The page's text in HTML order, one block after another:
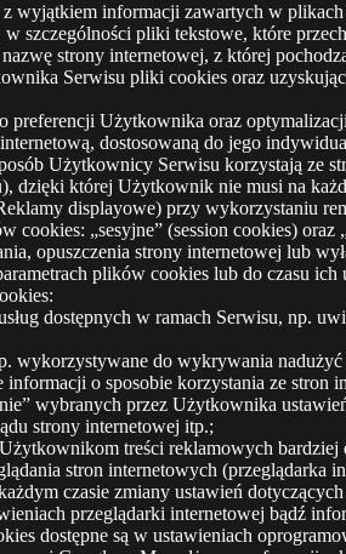
wyjątkiem informacji zawartych w plikach
szczególności pliki tekstowe, które
strony internetowej, z której
Serwisu pliki cookies oraz
preferencji Użytkownika oraz
dostosowaną do jego
Użytkownicy Serwisu korzystają ze
dzięki której Użytkownik nie musi na
displayowe) przy wykorzystaniu
cookies: „sesyjne” (session cookies)
opuszczenia strony internetowej lub
plików cookies lub do czasu
dostępnych w ramach Serwisu, np.
wykorzystywane do wykrywania
o sposobie korzystania ze stron
wybranych przez Użytkownika
strony internetowej itp.;
treści reklamowych bardziej
stron internetowych
czasie zmiany ustawień
przeglądarki internetowej bądź
dostępne są w ustawieniach